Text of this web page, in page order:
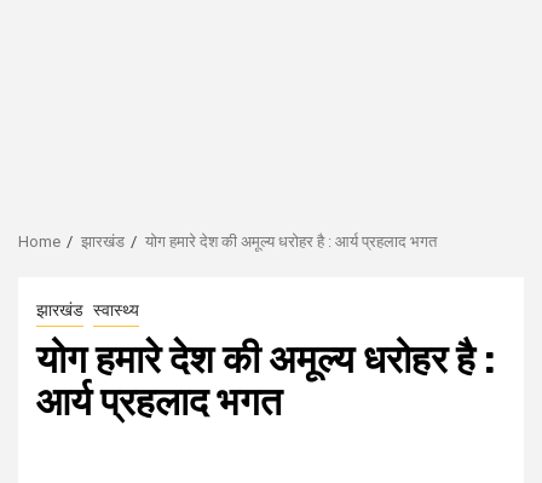
Home झारखंड योग हमारे देश की अमूल्य धरोहर है : आर्य प्रहलाद भगत
झारखंड स्वास्थ्य
योग हमारे देश की अमूल्य धरोहर है :
आर्य प्रहलाद भगत